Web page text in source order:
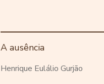
A ausência
Henrique Eulálio Gurjão